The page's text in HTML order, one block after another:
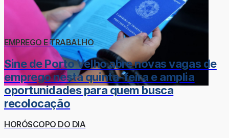
EMPREGO E TRABALHO
Sine de Porto Velho abre novas vagas de
emprego nesta quinta-feira e amplia
oportunidades para quem busca
recolocação
HORÓSCOPO DO DIA